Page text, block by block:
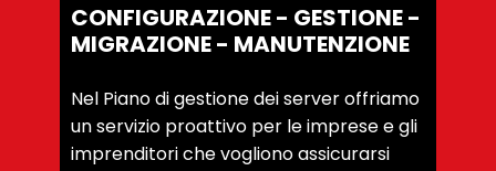
CONFIGURAZIONE - GESTIONE -
MIGRAZIONE - MANUTENZIONE
Nel Piano di gestione dei server offriamo
un servizio proattivo per le imprese e gli
imprenditori che vogliono assicurarsi